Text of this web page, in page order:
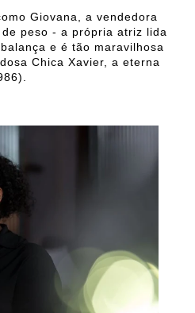
Giovana, a vendedora
peso - a própria atriz lida
e é tão maravilhosa
Chica Xavier, a eterna